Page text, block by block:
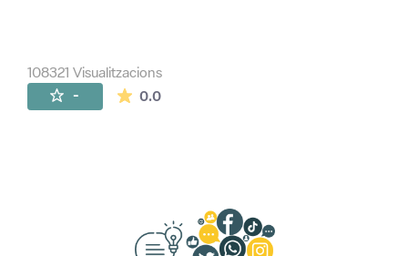
108321 Visualitzacions
- 0.0La mitjana de les valoracions és de 0